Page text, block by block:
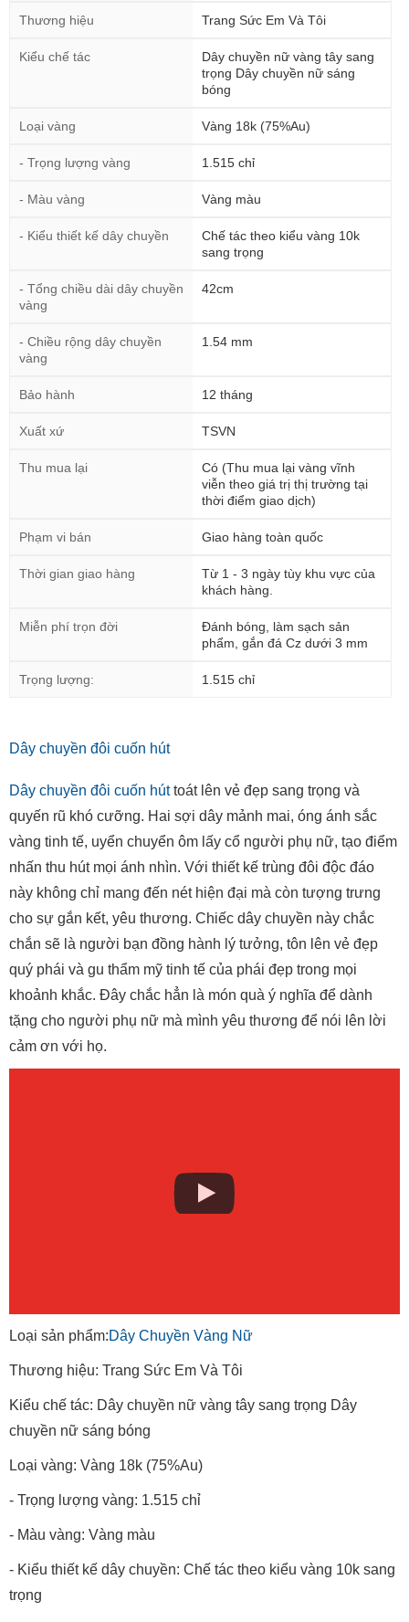
Thương hiệu Trang Sức Em Và Tôi
Kiểu chế tác
Dây chuyền nữ vàng tây sang
trọng Dây chuyền nữ sáng
bóng
Loại vàng Vàng 18k (75%Au)
- Trọng lượng vàng 1.515 chỉ
- Màu vàng Vàng màu
- Kiểu thiết kế dây chuyền
Chế tác theo kiểu vàng 10k
sang trọng
- Tổng chiều dài dây chuyền
vàng
42cm
- Chiều rộng dây chuyền
vàng
1.54 mm
Bảo hành 12 tháng
Xuất xứ TSVN
Thu mua lại
Có (Thu mua lại vàng vĩnh
viễn theo giá trị thị trường tại
thời điểm giao dịch)
Phạm vi bán Giao hàng toàn quốc
Thời gian giao hàng
Từ 1 - 3 ngày tùy khu vực của
khách hàng.
Miễn phí trọn đời
Đánh bóng, làm sạch sản
phẩm, gắn đá Cz dưới 3 mm
Trọng lượng: 1.515 chỉ
Dây chuyền đôi cuốn hút
Dây chuyền đôi cuốn húttoát lên vẻ đẹp sang trọng và
quyến rũ khó cưỡng. Hai sợi dây mảnh mai, óng ánh sắc
vàng tinh tế, uyển chuyển ôm lấy cổ người phụ nữ, tạo điểm
nhấn thu hút mọi ánh nhìn. Với thiết kế trùng đôi độc đáo
này không chỉ mang đến nét hiện đại mà còn tượng trưng
cho sự gắn kết, yêu thương. Chiếc dây chuyền này chắc
chắn sẽ là người bạn đồng hành lý tưởng, tôn lên vẻ đẹp
quý phái và gu thẩm mỹ tinh tế của phái đẹp trong mọi
khoảnh khắc. Đây chắc hẳn là món quà ý nghĩa để dành
tặng cho người phụ nữ mà mình yêu thương để nói lên lời
cảm ơn với họ.
Loại sản phẩm:Dây Chuyền Vàng Nữ
Thương hiệu: Trang Sức Em Và Tôi
Kiểu chế tác: Dây chuyền nữ vàng tây sang trọng Dây
chuyền nữ sáng bóng
Loại vàng: Vàng 18k (75%Au)
- Trọng lượng vàng: 1.515 chỉ
- Màu vàng: Vàng màu
- Kiểu thiết kế dây chuyền: Chế tác theo kiểu vàng 10k sang
trọng